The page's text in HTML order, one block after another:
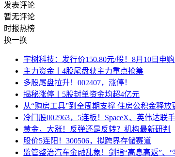
发表评论
暂无评论
时报热榜
换一换
宇树科技：发行价150.80元/股！8月10日申
主力资金丨4股尾盘获主力重点抢筹
多股尾盘拉升！002407，涨停！
揭秘涨停丨5股封单资金均超4亿元
从“购房工具”到全周期支撑 住房公积金释放
冷门股002963，5连板！SpaceX、英伟达联
黄金，大涨！反弹还是反转？机构最新研判
股价5连阳！300506，拟跨界存储赛道
监管整治汽车金融乱象！剑指“高息高返”、